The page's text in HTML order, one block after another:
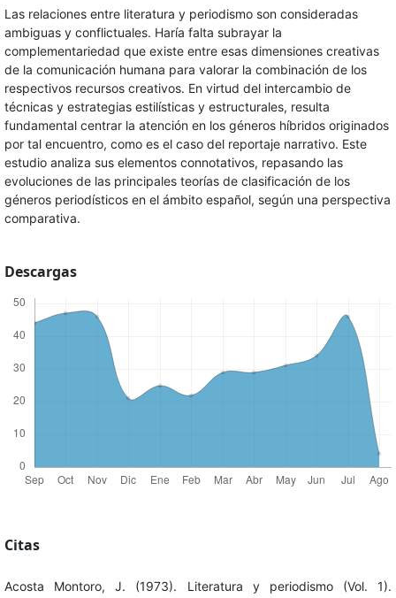
Las relaciones entre literatura y periodismo son consideradas
ambiguas y conflictuales. Haría falta subrayar la
complementariedad que existe entre esas dimensiones creativas
de la comunicación humana para valorar la combinación de los
respectivos recursos creativos. En virtud del intercambio de
técnicas y estrategias estilísticas y estructurales, resulta
fundamental centrar la atención en los géneros híbridos originados
por tal encuentro, como es el caso del reportaje narrativo. Este
estudio analiza sus elementos connotativos, repasando las
evoluciones de las principales teorías de clasificación de los
géneros periodísticos en el ámbito español, según una perspectiva
comparativa.
Descargas
Citas
Acosta Montoro, J. (1973). Literatura y periodismo (Vol. 1).